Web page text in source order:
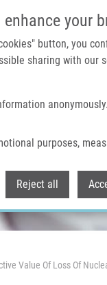
your
button, you
sharing with our
purposes,
Reject all
Value Of Loss Of